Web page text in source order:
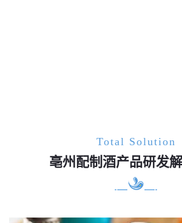
Total Solution
亳州配制酒产品研发